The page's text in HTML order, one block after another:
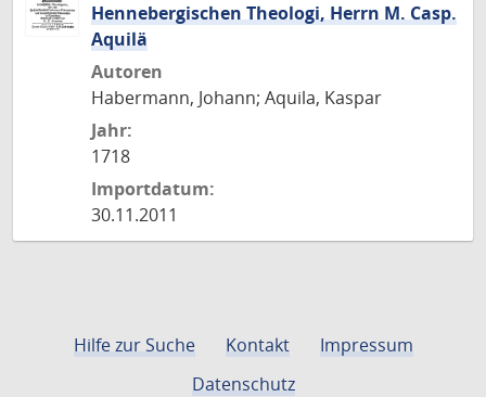
Hennebergischen Theologi, Herrn M. Casp.
Aquilä
Autoren
Habermann, Johann; Aquila, Kaspar
Jahr:
1718
Importdatum:
30.11.2011
Hilfe zur Suche Kontakt
Impressum
Datenschutz